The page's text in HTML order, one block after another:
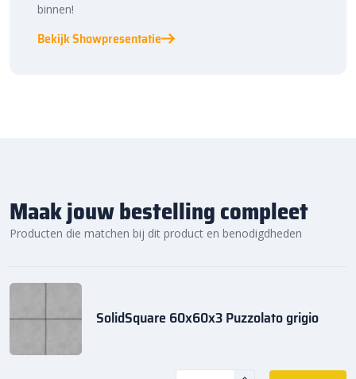
binnen!
Bekijk Showpresentatie
Maak jouw bestelling compleet
Producten die matchen bij dit product en benodigdheden
SolidSquare 60x60x3 Puzzolato grigio